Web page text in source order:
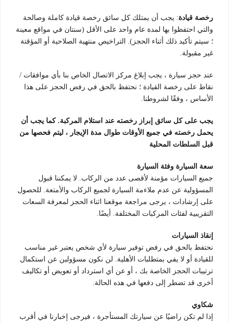
رخصة قيادة: يجب أن يمتلك كل سائق رخصة قيادة كاملة وصالحة
والتي احتفظوا بها لمدة عام واحد على الأقل (سنتان في مواقع معينة
؛ سيتم تأكيد ذلك أثناء الحجز). التراخيص منتهية الصلاحية أو المؤقتة
غير مقبولة.
عند حجز سيارة ، يجب إبلاغ مركز الاتصال الخاص بنا بأي موافقات /
نقاط على رخصة القيادة ؛ نحتفظ بالحق في رفض الحجز على هذا
الأساس ، وفقًا لشروطنا.
يجب على كل سائق إبراز رخصته عند استلام المركبة. كما يجب أن
يحمل رخصته في جميع الأوقات طوال مدة الإيجار ، ليتم فحصها من
قبل السلطات المحلية
سعة السيارة وفئة السيارة
جميع السيارات مؤمنة لأقصى عدد من الركاب. لا يمكننا قبول
المسؤولية عن عدم ملاءمة السيارة لجميع الركاب والأمتعة. للحصول
على إرشادات ، يرجى مراجعة موقعنا اثناء الحجز لمعرفة السعات
التقريبية لفئات المركبات المختلفة. أيضًا.
إنقاذ السيارات
نحتفظ بالحق في رفض توفير سيارة لأي شخص يعتبر غير مناسب
للقيادة أو لا يفي بمتطلبات الأهلية. لن نكون مسؤولين عن استكمال
ترتيبات الحجز الخاصة بك ، أو عن أي استرداد أو تعويض أو تكاليف
أخرى قد تضطر إلى دفعها في هذه الحالة.
شكاوي
إذا لم تكن راضيًا عن سيارتك المستأجرة ، فيرجى إخبارنا في أقرب